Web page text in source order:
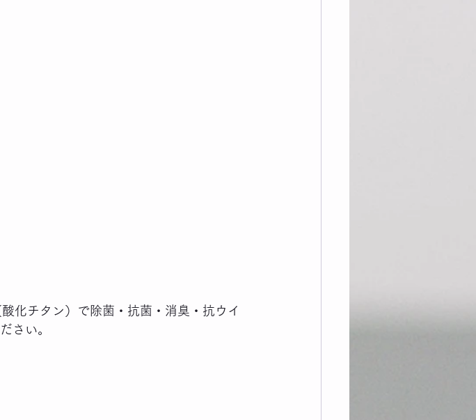
化チタン）で除菌・抗菌・消臭・抗ウイ
さい。